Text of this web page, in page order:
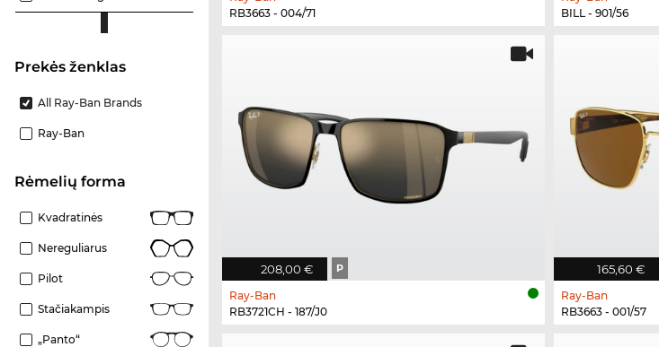
Prekės ženklas
All Ray-Ban Brands
Ray-Ban
Rėmelių forma
Kvadratinės
Nereguliarus
Pilot
Stačiakampis
„Panto“
RB3663 - 004/71
BILL - 901/56
208,00 € P
Ray-Ban
RB3721CH - 187/J0
165,60 €
Ray-Ban
RB3663 - 001/57